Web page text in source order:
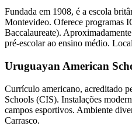
Fundada em 1908, é a escola
Montevideo. Oferece programas
Baccalaureate).
pré-escolar ao ensino médio.
Uruguayan American
Currículo americano, acreditado
Schools (CIS). Instalações
campos esportivos. Ambiente
Carrasco.